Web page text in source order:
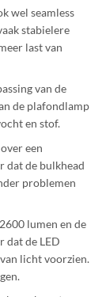
wel seamless
stabielere
last van
van de
de plafondlamp
en stof.
een
dat de bulkhead
problemen
lumen en de
dat de LED
licht voorzien.